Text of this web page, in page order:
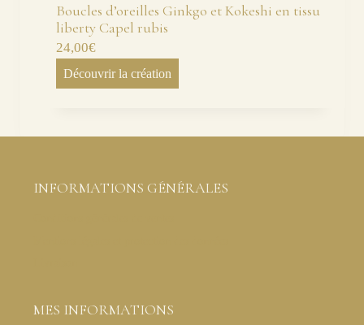
Boucles d’oreilles Ginkgo et Kokeshi en tissu
liberty Capel rubis
24,00€
Découvrir la création
INFORMATIONS GÉNÉRALES
MES INFORMATIONS